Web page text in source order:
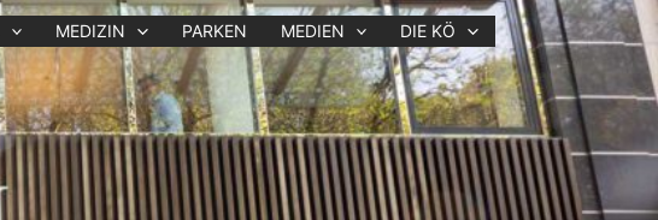
MEDIZIN PARKEN MEDIEN DIE KÖ